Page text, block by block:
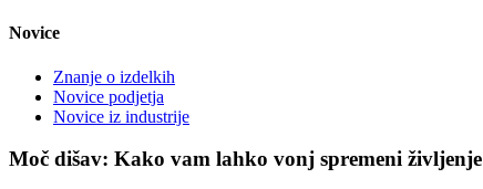
Novice
Znanje o izdelkih
Novice podjetja
Novice iz industrije
Moč dišav: Kako vam lahko vonj spremeni življenje